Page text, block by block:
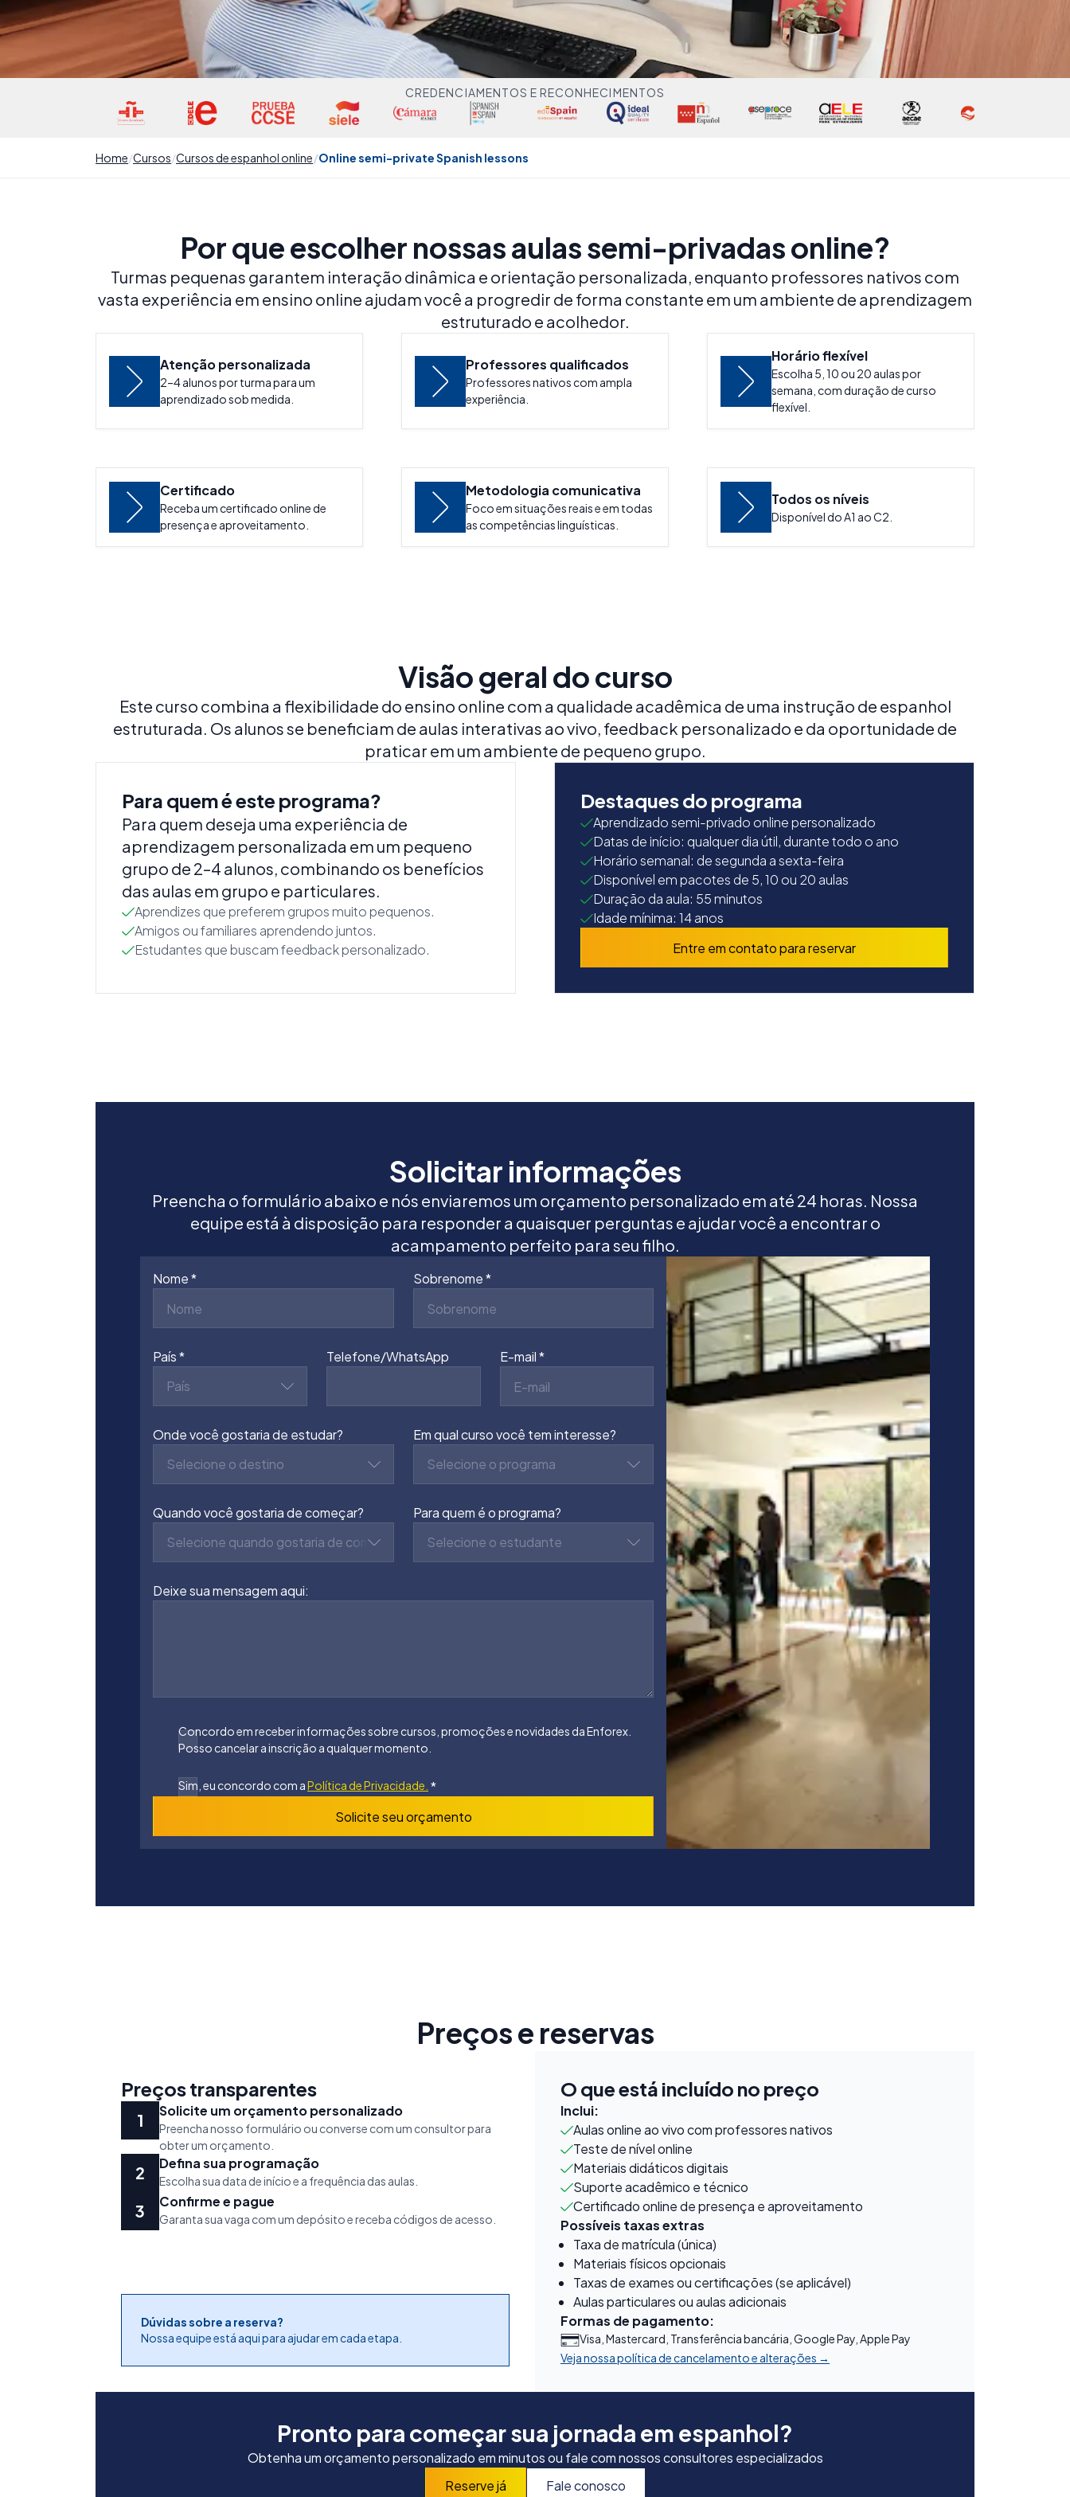
CREDENCIAMENTOS E RECONHECIMENTOS
Home Cursos Cursos de espanhol online Online semi-private Spanish lessons
Por que escolher nossas aulas semi-privadas online?
Turmas pequenas garantem interação dinâmica e orientação personalizada, enquanto professores nativos com
vasta experiência em ensino online ajudam você a progredir de forma constante em um ambiente de aprendizagem
estruturado e acolhedor.
Atenção personalizada
2–4 alunos por turma para um
aprendizado sob medida.
Professores qualificados
Professores nativos com ampla
experiência.
Horário flexível
Escolha 5, 10 ou 20 aulas por
semana, com duração de curso
flexível.
Certificado
Receba um certificado online de
presença e aproveitamento.
Metodologia comunicativa
Foco em situações reais e em todas
as competências linguísticas.
Todos os níveis
Disponível do A1 ao C2.
Visão geral do curso
Este curso combina a flexibilidade do ensino online com a qualidade acadêmica de uma instrução de espanhol
estruturada. Os alunos se beneficiam de aulas interativas ao vivo, feedback personalizado e da oportunidade de
praticar em um ambiente de pequeno grupo.
Para quem é este programa?
Para quem deseja uma experiência de
aprendizagem personalizada em um pequeno
grupo de 2–4 alunos, combinando os benefícios
das aulas em grupo e particulares.
Aprendizes que preferem grupos muito pequenos.
Amigos ou familiares aprendendo juntos.
Estudantes que buscam feedback personalizado.
Destaques do programa
Aprendizado semi-privado online personalizado
Datas de início: qualquer dia útil, durante todo o ano
Horário semanal: de segunda a sexta-feira
Disponível em pacotes de 5, 10 ou 20 aulas
Duração da aula: 55 minutos
Idade mínima: 14 anos
Entre em contato para reservar
Solicitar informações
Preencha o formulário abaixo e nós enviaremos um orçamento personalizado em até 24 horas. Nossa
equipe está à disposição para responder a quaisquer perguntas e ajudar você a encontrar o
acampamento perfeito para seu filho.
Nome Sobrenome
País
País
Telefone/WhatsApp E-mail
Onde você gostaria de estudar?
Selecione o destino
Em qual curso você tem interesse?
Selecione o programa
Quando você gostaria de começar?
Selecione quando gostaria de começar
Para quem é o programa?
Selecione o estudante
Deixe sua mensagem aqui:
Concordo em receber informações sobre cursos, promoções e novidades da Enforex.
Posso cancelar a inscrição a qualquer momento.
Sim, eu concordo com aPolítica de Privacidade. *
Solicite seu orçamento
Preços e reservas
Preços transparentes
Solicite um orçamento personalizado
Preencha nosso formulário ou converse com um consultor para
obter um orçamento.
Defina sua programação
Escolha sua data de início e a frequência das aulas.
Confirme e pague
Garanta sua vaga com um depósito e receba códigos de acesso.
Dúvidas sobre a reserva?
Nossa equipe está aqui para ajudar em cada etapa.
O que está incluído no preço
Inclui:
Aulas online ao vivo com professores nativos
Teste de nível online
Materiais didáticos digitais
Suporte acadêmico e técnico
Certificado online de presença e aproveitamento
Possíveis taxas extras
Taxa de matrícula (única)
Materiais físicos opcionais
Taxas de exames ou certificações (se aplicável)
Aulas particulares ou aulas adicionais
Formas de pagamento:
Visa, Mastercard, Transferência bancária, Google Pay, Apple Pay
Veja nossa política de cancelamento e alterações →
Pronto para começar sua jornada em espanhol?
Obtenha um orçamento personalizado em minutos ou fale com nossos consultores especializados
Reserve já
Fale conosco